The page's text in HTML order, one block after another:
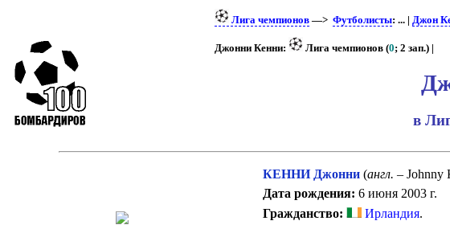
Лига чемпионов—> Футболисты: ... | Джон
Джонни Кенни: Лига чемпионов (0; 2 зап.) |
в
КЕННИ Джонни (англ. –
Дата рождения: 6 июня 2003 г.
Гражданство:
Ирландия.